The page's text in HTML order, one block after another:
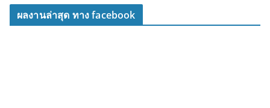
ผลงานล่าสุด ทาง facebook